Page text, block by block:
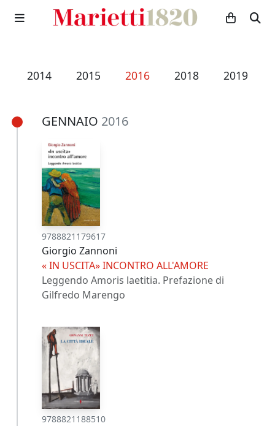
2014 2015 2016 2018 2019
GENNAIO 2016
9788821179617
Giorgio Zannoni
« IN USCITA» INCONTRO ALL'AMORE
Leggendo Amoris laetitia. Prefazione di
Gilfredo Marengo
9788821188510